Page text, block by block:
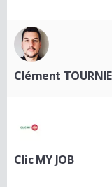
Clément
Clic MY JOB